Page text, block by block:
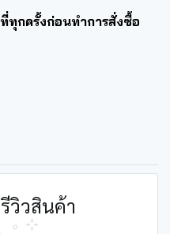
ทุกครั้งก่อนทำการสั่งซื้อ
วิวสินค้า